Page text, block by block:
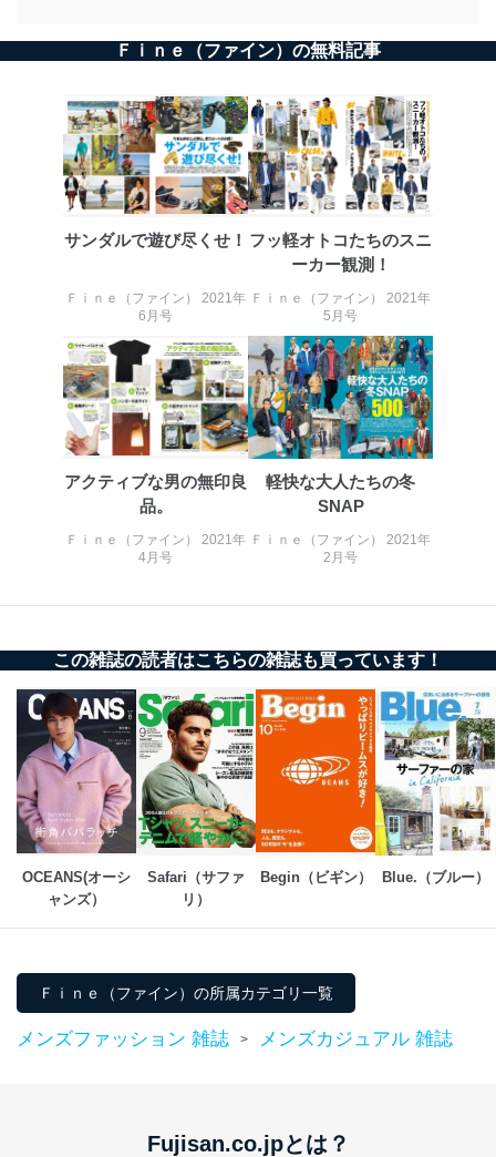
Ｆｉｎｅ（ファイン）の無料記事
サンダルで遊び尽くせ！
Ｆｉｎｅ（ファイン） 2021年
6月号
フッ軽オトコたちのスニ
ーカー観測！
Ｆｉｎｅ（ファイン） 2021年
5月号
アクティブな男の無印良
品。
Ｆｉｎｅ（ファイン） 2021年
4月号
軽快な大人たちの冬
SNAP
Ｆｉｎｅ（ファイン） 2021年
2月号
この雑誌の読者はこちらの雑誌も買っています！
OCEANS(オーシ
ャンズ）
Safari（サファ
リ）
Begin（ビギン） Blue.（ブルー）
Ｆｉｎｅ（ファイン）の所属カテゴリ一覧
メンズファッション 雑誌 > メンズカジュアル 雑誌
Fujisan.co.jpとは？